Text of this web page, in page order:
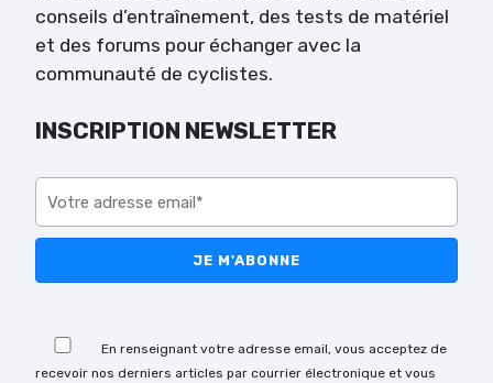
conseils d’entraînement, des tests de matériel
et des forums pour échanger avec la
communauté de cyclistes.
INSCRIPTION NEWSLETTER
En renseignant votre adresse email, vous acceptez de
recevoir nos derniers articles par courrier électronique et vous